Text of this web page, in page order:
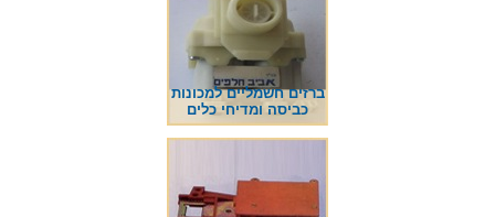
ברזים חשמליים למכונות
כביסה ומדיחי כלים